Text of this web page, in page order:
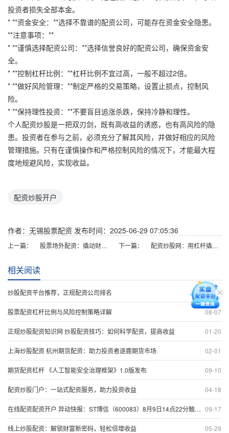
投资者损失全部本金。
* **资金安全：**选择不靠谱的配资公司，可能存在资金安全隐患。
**注意事项：**
* **谨慎选择配资公司：**选择信誉良好的配资公司，确保资金安
全。
* **控制杠杆比例：**杠杆比例不宜过高，一般不超过2倍。
* **做好风险管理：**制定严格的交易策略，设置止损点，控制风
险。
* **保持理性投资：**不要盲目追涨杀跌，保持冷静和理性。
个人配资炒股是一把双刃剑，既有高收益的诱惑，也有高风险的隐
患。投资者在参与之前，必须充分了解其风险，并做好相应的风险
管理措施。只有在谨慎操作和严格控制风险的情况下，才能最大程
度地规避风险，实现收益。
配资炒股开户
作者：无锡股票配资 发布时间：2025-06-29 07:05:36
上一篇： 股票场外配资：撬动财富杠杆，把握投资机遇 下一篇： 配资炒股网：用杠杆撬动财富之门
相关阅读
05-25
炒股配资平台推荐，正规配资公司排名
08-07
股票配资杠杆比例与风险控制策略详解
01-20
正规炒股配资知识网 炒股配资技巧：如何科学配资，提高收益
02-01
上海炒股配资 杭州期货配资：助力投资者逐鹿期货市场
09-10
期货配资杠杆 《人工智能安全治理框架》1.0版发布
04-18
配资炒股门户：一站式配资服务，助力投资收益
09-17
在线配资配资开户 异动快报：ST博信（600083）8月9日14点22分触及跌停板
05-29
线上炒股配资：解锁财富新密码，轻松倍增收益